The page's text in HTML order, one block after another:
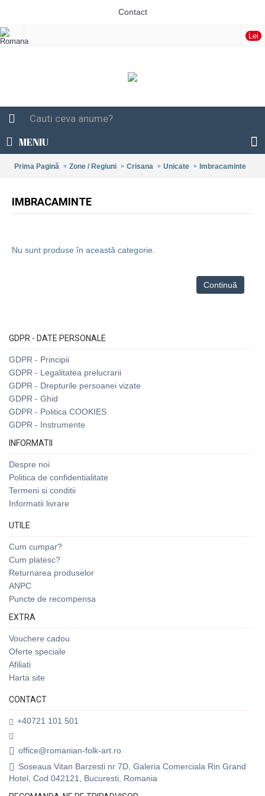
Contact
Lei
MENIU
Prima Pagină Zone / Regiuni Crisana Unicate Imbracaminte
IMBRACAMINTE
Nu sunt produse în această categorie.
Continuă
GDPR - DATE PERSONALE
GDPR - Principii
GDPR - Legalitatea prelucrarii
GDPR - Drepturile persoanei vizate
GDPR - Ghid
GDPR - Politica COOKIES
GDPR - Instrumente
INFORMATII
Despre noi
Politica de confidentialitate
Termeni si conditii
Informatii livrare
UTILE
Cum cumpar?
Cum platesc?
Returnarea produselor
ANPC
Puncte de recompensa
EXTRA
Vouchere cadou
Oferte speciale
Afiliati
Harta site
CONTACT
+40721 101 501
office@romanian-folk-art.ro
Soseaua Vitan Barzesti nr 7D, Galeria Comerciala Rin Grand
Hotel, Cod 042121, Bucuresti, Romania